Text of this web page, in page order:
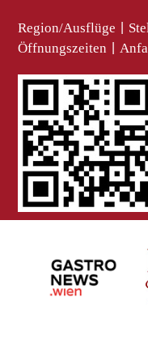
Region/Ausflüge
Öffnungszeiten